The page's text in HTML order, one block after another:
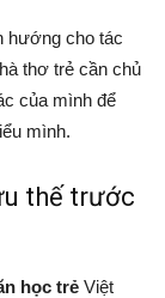
hướng cho tác
thơ trẻ cần chủ
của mình để
mình.
thế trước
học trẻ Việt